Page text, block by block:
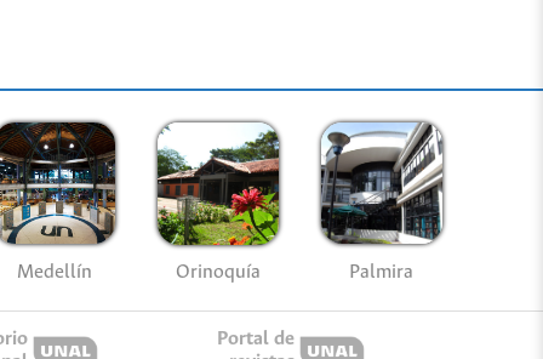
Medellín Orinoquía Palmira
Portal de